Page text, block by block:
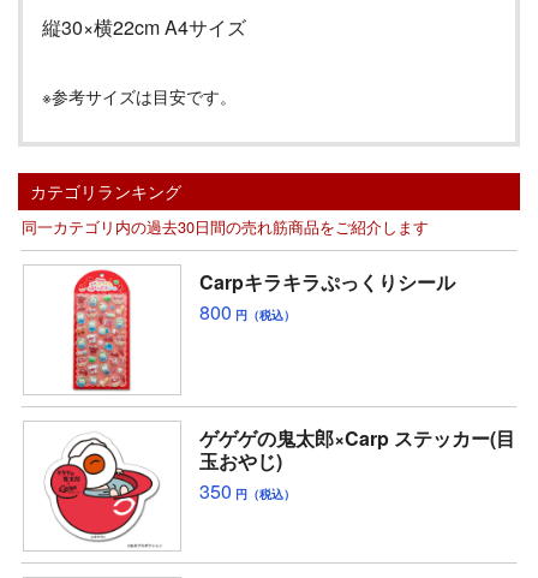
縦30×横22cm A4サイズ
※参考サイズは目安です。
カテゴリランキング
同一カテゴリ内の過去30日間の売れ筋商品をご紹介します
Carpキラキラぷっくりシール
800 円（税込）
ゲゲゲの鬼太郎×Carp ステッカー(目
玉おやじ)
350 円（税込）